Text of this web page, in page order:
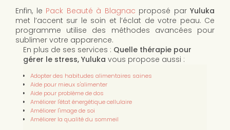
Enfin, le Pack Beauté à Blagnac proposé par Yuluka
met l’accent sur le soin et l’éclat de votre peau. Ce
programme utilise des méthodes avancées pour
sublimer votre apparence.
En plus de ses services : Quelle thérapie pour
gérer le stress, Yuluka vous propose aussi :
Adopter des habitudes alimentaires saines
Aide pour mieux s'alimenter
Aide pour problème de dos
Améliorer l'état énergétique cellulaire
Améliorer l'image de soi
Améliorer la qualité du sommeil